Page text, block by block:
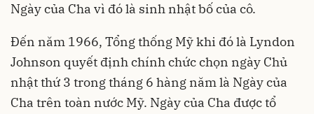
Ngày của Cha vì đó là sinh nhật bố của cô.
Đến năm 1966, Tổng thống Mỹ khi đó là Lyndon
Johnson quyết định chính chức chọn ngày Chủ
nhật thứ 3 trong tháng 6 hàng năm là Ngày của
Cha trên toàn nước Mỹ. Ngày của Cha được tổ